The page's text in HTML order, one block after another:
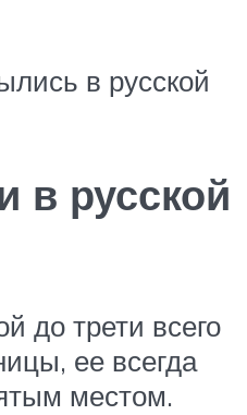
в русской
в русской
до трети всего
ее всегда
местом.